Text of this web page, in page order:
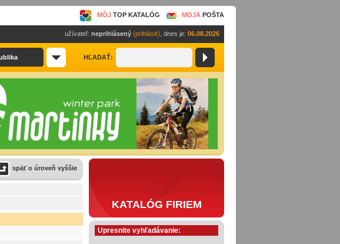
MÔJ TOP KATALÓG MOJA POŠTA
užívateľ: neprihlásený (prihlásiť) , dnes je: 06.08.2026
HĽADAŤ:
späť o úroveň vyššie
KATALÓG FIRIEM
Upresnite vyhľadávanie: